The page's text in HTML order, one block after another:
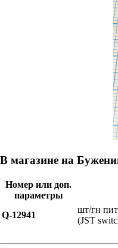
В магазине на
Номер или доп.
параметры
Q-12941
шт/гн
(JST